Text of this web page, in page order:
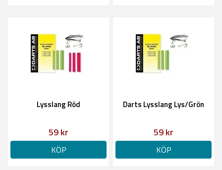
Lysslang Röd
59 kr
KÖP
Darts Lysslang Lys/Grön
59 kr
KÖP